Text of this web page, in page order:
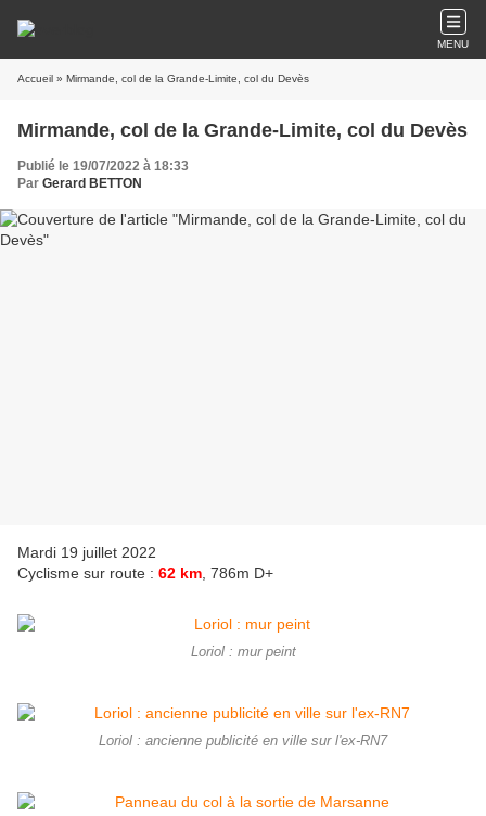
MENU
Accueil » Mirmande, col de la Grande-Limite, col du Devès
Mirmande, col de la Grande-Limite, col du Devès
Publié le 19/07/2022 à 18:33
Par Gerard BETTON
Mardi 19 juillet 2022
Cyclisme sur route : 62 km , 786m D+
Loriol : mur peint
Loriol : ancienne publicité en ville sur l'ex-RN7